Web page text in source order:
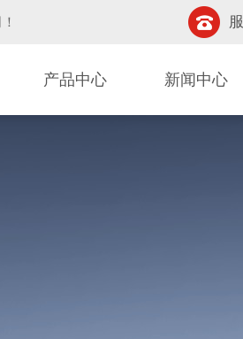
！
产品中心 新闻中心